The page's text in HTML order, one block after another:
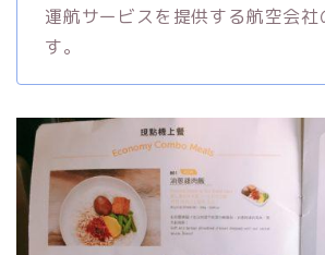
運航サービスを提供する航空会社
す。